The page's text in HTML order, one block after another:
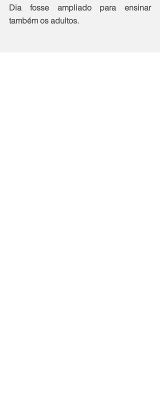
Dia fosse ampliado para ensinar
também os adultos.